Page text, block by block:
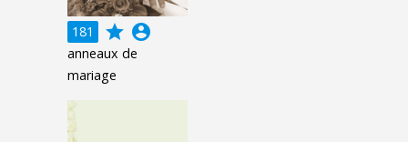
181 grade account_circle
anneaux de
mariage